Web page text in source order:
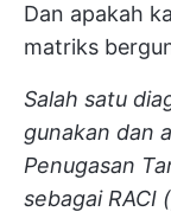
Dan apakah
matriks
Salah satu
gunakan dan
Penugasan
sebagai